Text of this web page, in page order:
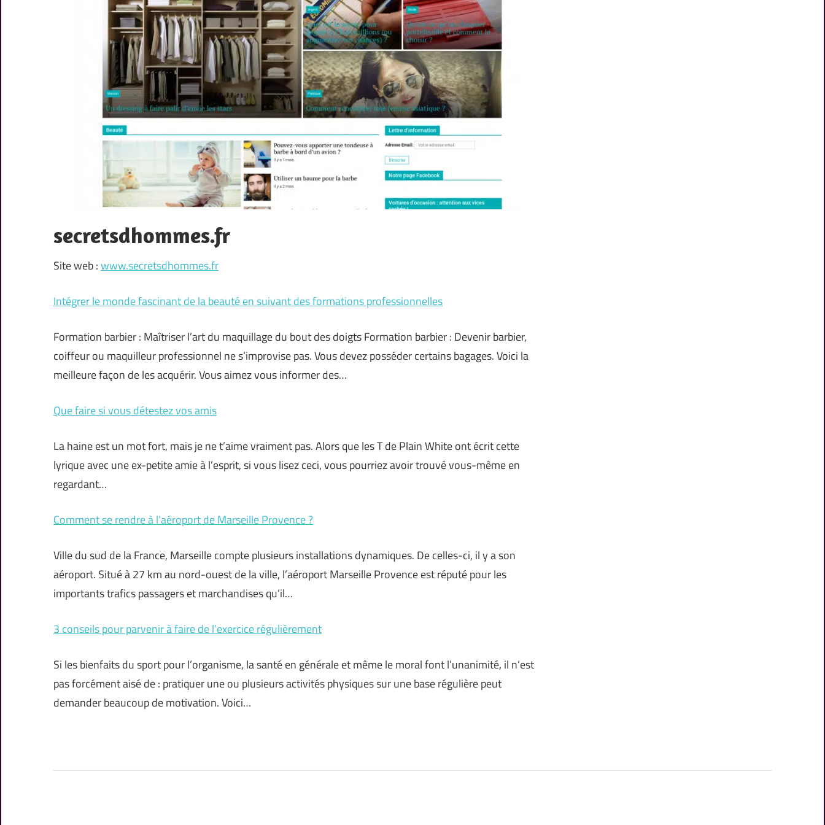
secretsdhommes.fr
Site web :www.secretsdhommes.fr
Intégrer le monde fascinant de la beauté en suivant des formations professionnelles
Formation barbier : Maîtriser l’art du maquillage du bout des doigts Formation barbier : Devenir barbier,
coiffeur ou maquilleur professionnel ne s’improvise pas. Vous devez posséder certains bagages. Voici la
meilleure façon de les acquérir. Vous aimez vous informer des…
Que faire si vous détestez vos amis
La haine est un mot fort, mais je ne t’aime vraiment pas. Alors que les T de Plain White ont écrit cette
lyrique avec une ex-petite amie à l’esprit, si vous lisez ceci, vous pourriez avoir trouvé vous-même en
regardant…
Comment se rendre à l’aéroport de Marseille Provence ?
Ville du sud de la France, Marseille compte plusieurs installations dynamiques. De celles-ci, il y a son
aéroport. Situé à 27 km au nord-ouest de la ville, l’aéroport Marseille Provence est réputé pour les
importants trafics passagers et marchandises qu’il…
3 conseils pour parvenir à faire de l’exercice régulièrement
Si les bienfaits du sport pour l’organisme, la santé en générale et même le moral font l’unanimité, il n’est
pas forcément aisé de : pratiquer une ou plusieurs activités physiques sur une base régulière peut
demander beaucoup de motivation. Voici…